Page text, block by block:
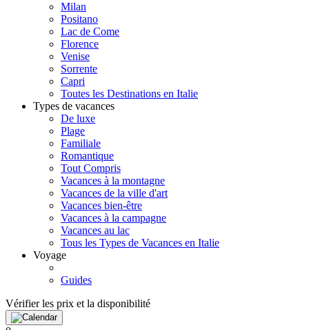
Milan
Positano
Lac de Come
Florence
Venise
Sorrente
Capri
Toutes les Destinations en Italie
Types de vacances
De luxe
Plage
Familiale
Romantique
Tout Compris
Vacances à la montagne
Vacances de la ville d'art
Vacances bien-être
Vacances à la campagne
Vacances au lac
Tous les Types de Vacances en Italie
Voyage
Guides
Vérifier les prix et la disponibilité